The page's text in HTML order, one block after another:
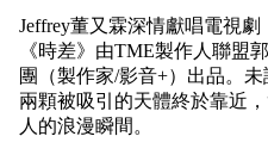
Jeffrey董又霖深情獻唱電視
《時差》由TME製作人聯盟
團（製作家/影音+）出品。
兩顆被吸引的天體終於靠近
人的浪漫瞬間。